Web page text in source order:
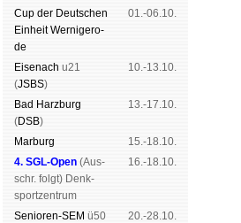
Cup der Deut­schen
Ein­heit Wer­ni­ge­ro­
de
01.-06.10.
Eise­nach u21
(JSBS)
10.-13.10.
Bad Harz­burg
(DSB)
13.-17.10.
Mar­burg
15.-18.10.
4. SGL-Open (Aus­
schr. folgt) Denk­
sport­zen­trum
16.-18.10.
Senioren-SEM ü50
20.-28.10.